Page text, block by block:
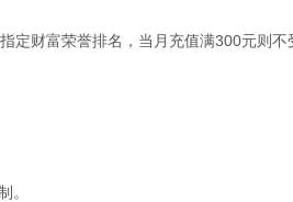
定财富荣誉排名，当月充值满300元则不
。